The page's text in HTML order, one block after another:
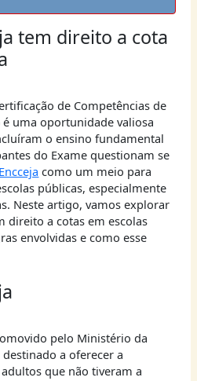
tem direito a cota
de Competências de
é uma oportunidade valiosa
o ensino fundamental
do Exame questionam se
Encceja como um meio para
públicas, especialmente
Neste artigo, vamos explorar
direito a cotas em escolas
envolvidas e como esse
pelo Ministério da
destinado a oferecer a
que não tiveram a